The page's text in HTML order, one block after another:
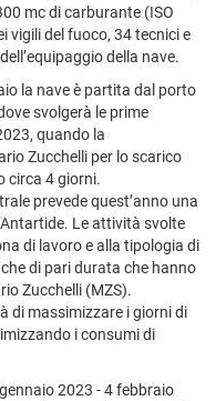
mc di carburante (ISO
vigili del fuoco, 34 tecnici e
della nave.
la nave è partita dal porto
svolgerà le prime
quando la
Zucchelli per lo scarico
circa 4 giorni.
prevede quest’anno una
Le attività svolte
di lavoro e alla tipologia di
di pari durata che hanno
Zucchelli (MZS).
di massimizzare i giorni di
i consumi di
2023 - 4 febbraio